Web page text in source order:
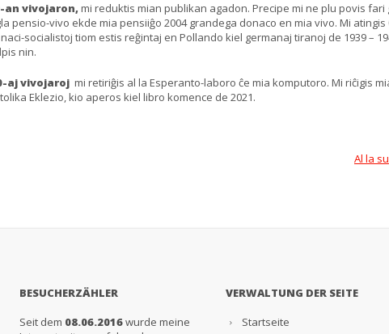
an vivojaron,mi reduktis mian publikan agadon. Precipe mi ne plu povis
pensio-vivo ekde mia pensiiĝo 2004 grandega donaco en mia vivo. Mi
socialistoj tiom estis reĝintaj en Pollando kiel germanaj tiranoj de 1939 –
nin.
ajvivojaroj mi retiriĝis al la Esperanto-laboro ĉe mia komputoro. Mi riĉigis
Eklezio, kio aperos kiel libro komence de 2021.
Al la
BESUCHERZÄHLER
Seit dem 08.06.2016wurde meine
VERWALTUNG DER SEITE
Startseite